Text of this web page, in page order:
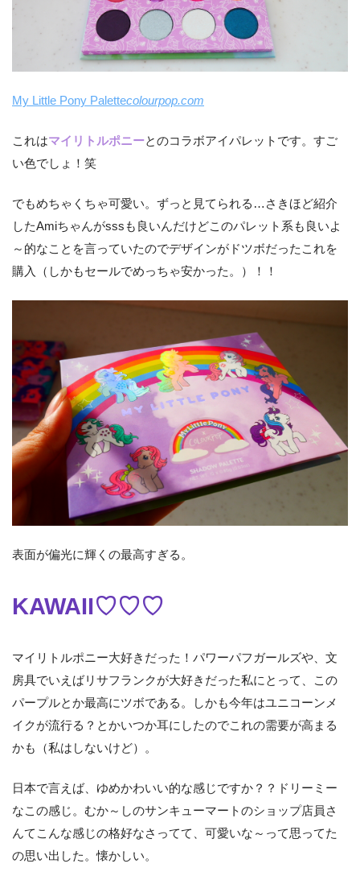
My Little Pony Palettecolourpop.com
これはマイリトルポニーとのコラボアイパレットです。すご
い色でしょ！笑
でもめちゃくちゃ可愛い。ずっと見てられる…さきほど紹介
したAmiちゃんがsssも良いんだけどこのパレット系も良いよ
～的なことを言っていたのでデザインがドツボだったこれを
購入（しかもセールでめっちゃ安かった。）！！
表面が偏光に輝くの最高すぎる。
KAWAII♡♡♡
マイリトルポニー大好きだった！パワーパフガールズや、文
房具でいえばリサフランクが大好きだった私にとって、この
パープルとか最高にツボである。しかも今年はユニコーンメ
イクが流行る？とかいつか耳にしたのでこれの需要が高まる
かも（私はしないけど）。
日本で言えば、ゆめかわいい的な感じですか？？ドリーミー
なこの感じ。むか～しのサンキューマートのショップ店員さ
んてこんな感じの格好なさってて、可愛いな～って思ってた
の思い出した。懐かしい。